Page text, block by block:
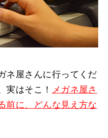
ネ屋さんに行ってくだ
実はそこ！
メガネ屋さ
前に、どんな見え方な